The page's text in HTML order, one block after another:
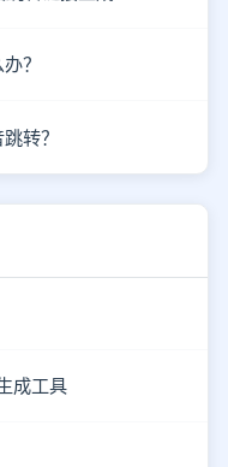
？
转？
成工具